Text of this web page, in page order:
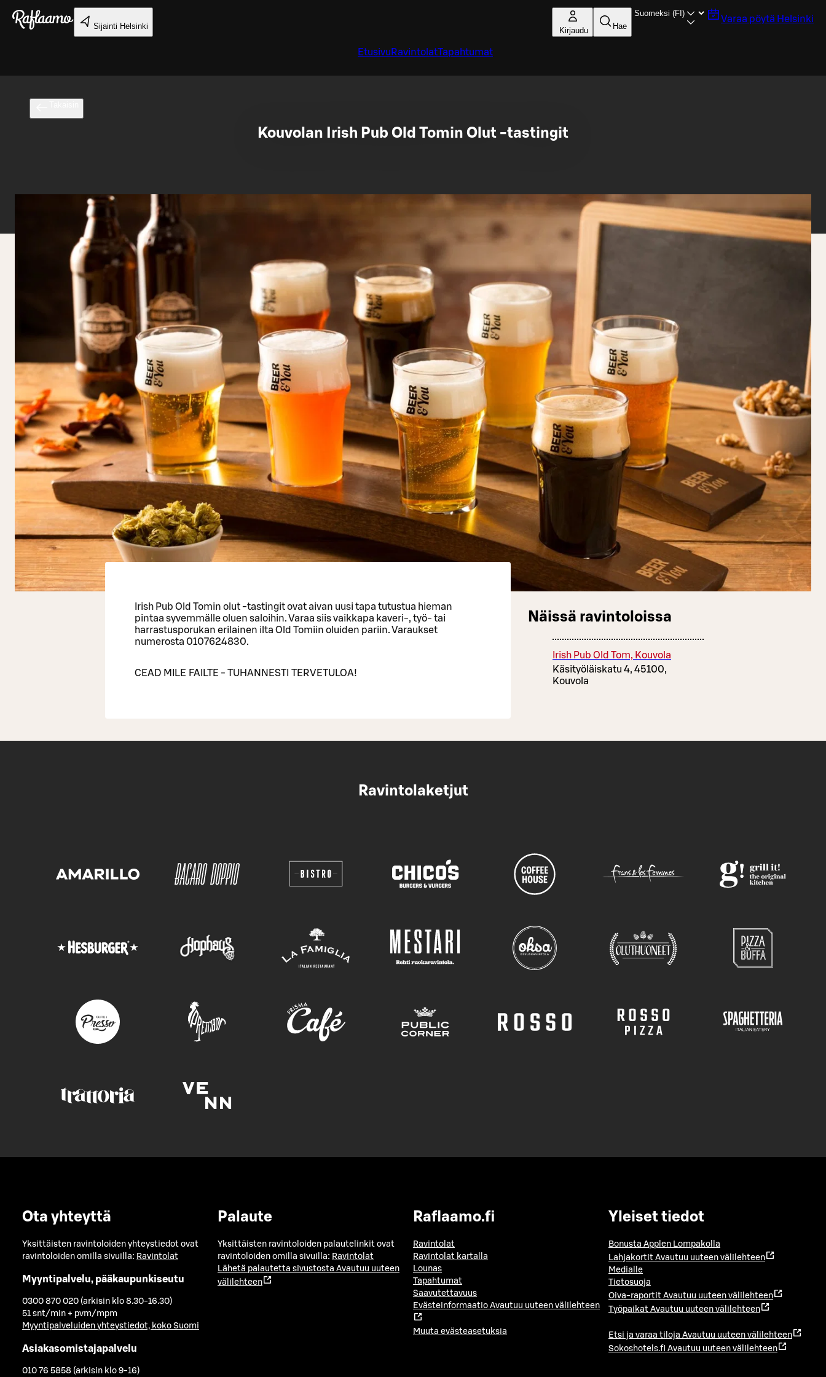
Siirry pääsisältöön
Sijainti Helsinki Kirjaudu Hae
Varaa pöytä Helsinki
Etusivu RavintolatTapahtumat
Kouvolan Irish Pub Old Tomin Olut -tastingit
Irish Pub Old Tomin olut -tastingit ovat aivan uusi tapa tutustua hieman
pintaa syvemmälle oluen saloihin. Varaa siis vaikkapa kaveri-, työ- tai
harrastusporukan erilainen ilta Old Tomiin oluiden pariin. Varaukset
numerosta 0107624830.
CEAD MILE FAILTE - TUHANNESTI TERVETULOA!
Näissä ravintoloissa
Irish Pub Old Tom, Kouvola
Käsityöläiskatu 4, 45100,
Kouvola
Ravintolaketjut
Ota yhteyttä
Yksittäisten ravintoloiden yhteystiedot ovat
ravintoloiden omilla sivuilla: Ravintolat
Myyntipalvelu, pääkaupunkiseutu
0300 870 020 (arkisin klo 8.30-16.30)
51 snt/min + pvm/mpm
Myyntipalveluiden yhteystiedot, koko Suomi
Asiakasomistajapalvelu
010 76 5858 (arkisin klo 9-16)
Palaute
Yksittäisten ravintoloiden palautelinkit ovat
ravintoloiden omilla sivuilla: Ravintolat
Lähetä palautetta sivustosta Avautuu uuteen
välilehteen
Raflaamo.fi
Ravintolat
Ravintolat kartalla
Lounas
Tapahtumat
Saavutettavuus
Evästeinformaatio Avautuu uuteen välilehteen
Muuta evästeasetuksia
Yleiset tiedot
Bonusta Applen Lompakolla
Lahjakortit Avautuu uuteen välilehteen
Medialle
Tietosuoja
Oiva-raportit Avautuu uuteen välilehteen
Työpaikat Avautuu uuteen välilehteen
Etsi ja varaa tiloja Avautuu uuteen välilehteen
Sokoshotels.fi Avautuu uuteen välilehteen